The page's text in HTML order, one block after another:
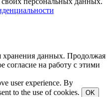
хранения данных. Продолжая
согласие на работу с этими
user experience. By
to the use of cookies.
OK